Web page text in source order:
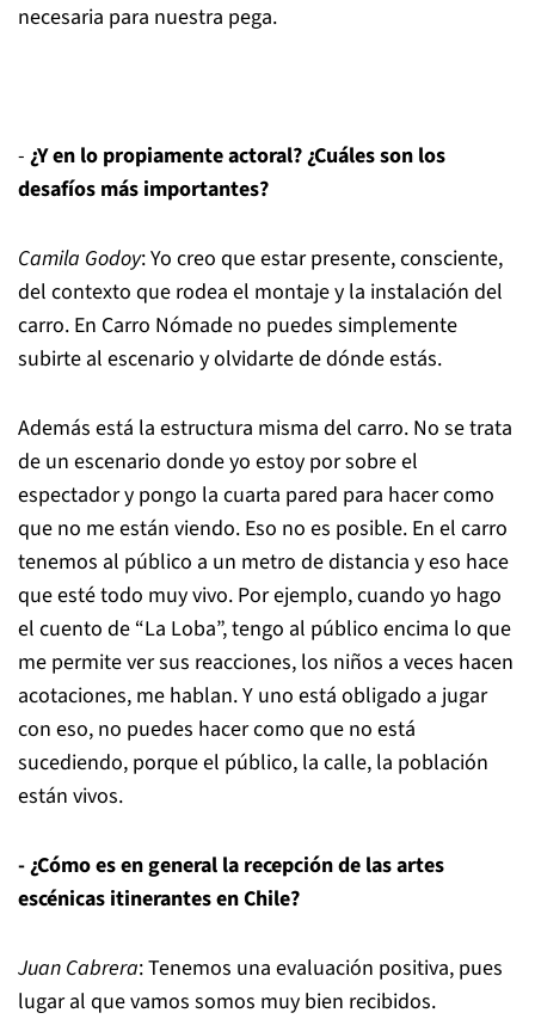
necesaria para nuestra pega.
- ¿Y en lo propiamente actoral? ¿Cuáles son los
desafíos más importantes?
Camila Godoy: Yo creo que estar presente, consciente,
del contexto que rodea el montaje y la instalación del
carro. En Carro Nómade no puedes simplemente
subirte al escenario y olvidarte de dónde estás.
Además está la estructura misma del carro. No se trata
de un escenario donde yo estoy por sobre el
espectador y pongo la cuarta pared para hacer como
que no me están viendo. Eso no es posible. En el carro
tenemos al público a un metro de distancia y eso hace
que esté todo muy vivo. Por ejemplo, cuando yo hago
el cuento de “La Loba”, tengo al público encima lo que
me permite ver sus reacciones, los niños a veces hacen
acotaciones, me hablan. Y uno está obligado a jugar
con eso, no puedes hacer como que no está
sucediendo, porque el público, la calle, la población
están vivos.
- ¿Cómo es en general la recepción de las artes
escénicas itinerantes en Chile?
Juan Cabrera: Tenemos una evaluación positiva, pues
lugar al que vamos somos muy bien recibidos.